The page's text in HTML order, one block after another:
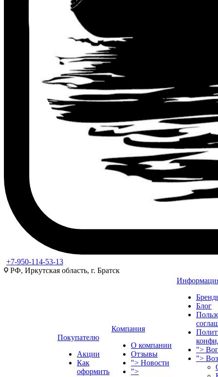
+7-950-114-53-13
РФ, Иркутская область, г. Братск
Покупателю
Акции
Как
оформить
Компания
О компании
Отзывы
"> Новости
">
Блог
">
">